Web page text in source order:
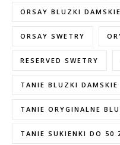
ORSAY BLUZKI
ORSAY SWETRY
RESERVED SWETRY
TANIE BLUZKI DAMSKIE
TANIE ORYGINALNE
TANIE SUKIENKI DO 50